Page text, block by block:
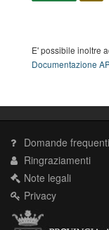
E' possibile inoltre
Documentazione
Domande frequenti
Ringraziamenti
Note legali
Privacy